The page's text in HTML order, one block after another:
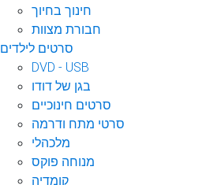
חינוך בחיוך
חבורת מצוות
סרטים לילדים
DVD - USB
בגן של דודו
סרטים חינוכיים
סרטי מתח ודרמה
מלכהלי
מנוחה פוקס
קומדיה